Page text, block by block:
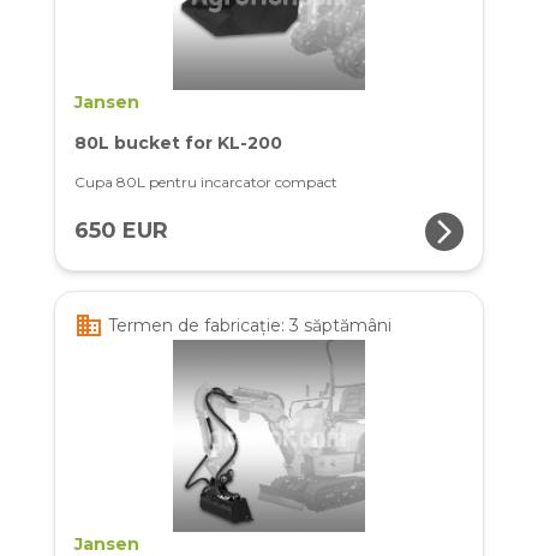
Jansen
80L bucket for KL-200
Cupa 80L pentru incarcator compact
650 EUR arrow_forward_ios
business Termen de fabricație: 3 săptămâni
Jansen